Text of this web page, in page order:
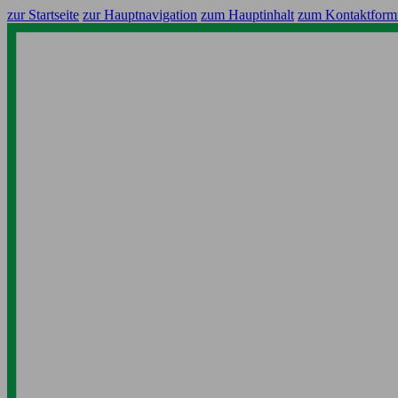
zur Startseite zur Hauptnavigation zum Hauptinhalt zum